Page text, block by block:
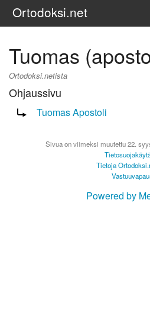
Ortodoksi.net
Tuomas
Ortodoksi.netista
Ohjaussivu
Ohjaus sivulle:
Tuomas Apostoli
Sivua on viimeksi muutettu 22.
Tietoja
Powered by